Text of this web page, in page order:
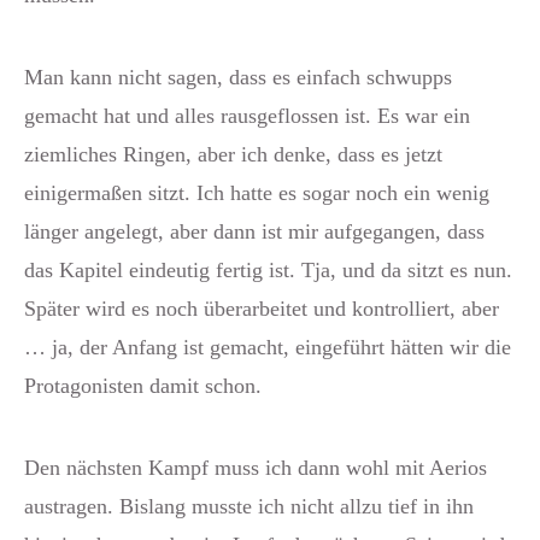
Man kann nicht sagen, dass es einfach schwupps
gemacht hat und alles rausgeflossen ist. Es war ein
ziemliches Ringen, aber ich denke, dass es jetzt
einigermaßen sitzt. Ich hatte es sogar noch ein wenig
länger angelegt, aber dann ist mir aufgegangen, dass
das Kapitel eindeutig fertig ist. Tja, und da sitzt es nun.
Später wird es noch überarbeitet und kontrolliert, aber
… ja, der Anfang ist gemacht, eingeführt hätten wir die
Protagonisten damit schon.
Den nächsten Kampf muss ich dann wohl mit Aerios
austragen. Bislang musste ich nicht allzu tief in ihn